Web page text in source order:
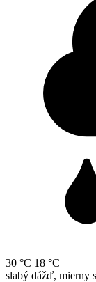
30 °C 18 °C
slabý dážď, mierny